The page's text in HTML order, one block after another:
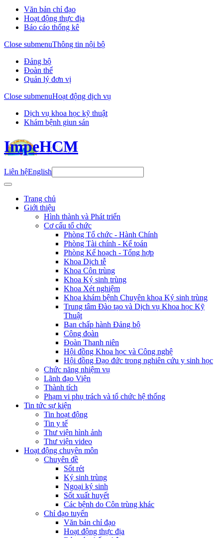
Văn bản chỉ đạo
Hoạt động thực địa
Báo cáo thống kê
Close submenuThông tin nội bộ
Đảng bộ
Đoàn thể
Quản lý đơn vị
Close submenuHoạt động dịch vụ
Dịch vụ khoa học kỹ thuật
Khám bệnh giun sán
ImpeHCM
Liên hệEnglish
Trang chủ
Giới thiệu
Hình thành và Phát triển
Cơ cấu tổ chức
Phòng Tổ chức - Hành Chính
Phòng Tài chính - Kế toán
Phòng Kế hoạch - Tổng hợp
Khoa Dịch tễ
Khoa Côn trùng
Khoa Ký sinh trùng
Khoa Xét nghiệm
Khoa khám bệnh Chuyên khoa Ký sinh trùng
Trung tâm Đào tạo và Dịch vụ Khoa học Kỹ
Thuật
Ban chấp hành Đảng bộ
Công đoàn
Đoàn Thanh niên
Hội đồng Khoa học và Công nghệ
Hội đồng Đạo đức trong nghiên cứu y sinh học
Chức năng nhiệm vụ
Lãnh đạo Viện
Thành tích
Phạm vi phụ trách và tổ chức hệ thống
Tin tức sự kiện
Tin hoạt động
Tin y tế
Thư viện hình ảnh
Thư viện video
Hoạt động chuyên môn
Chuyên đề
Sốt rét
Ký sinh trùng
Ngoại ký sinh
Sốt xuất huyết
Các bệnh do Côn trùng khác
Chỉ đạo tuyến
Văn bản chỉ đạo
Hoạt động thực địa